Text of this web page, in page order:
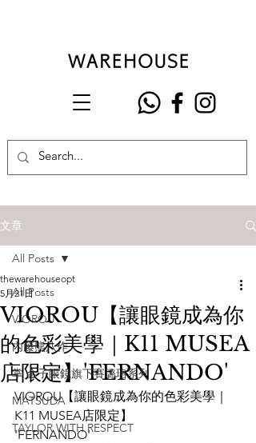
文章
All Posts
VIOROU
內藤熊八作
掌 金子眼鏡旗下賽璐珞系列
MATSUDA
TAYLOR WITH RESPECT
All Posts
VIOROU【讓眼鏡成為你
的色彩美學｜K11 MUSEA
店限定】'FERNANDO'
thewarehouseopt
5月21日
VIOROU【讓眼鏡成為你的色彩美學｜
K11 MUSEA店限定】
'FERNANDO'